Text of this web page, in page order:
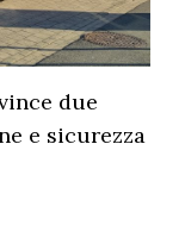
due
e sicurezza